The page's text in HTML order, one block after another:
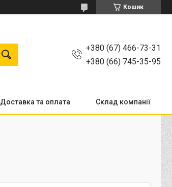
Кошик
+380 (67) 466-73-31
+380 (66) 745-35-95
Доставка та оплата Склад компанії